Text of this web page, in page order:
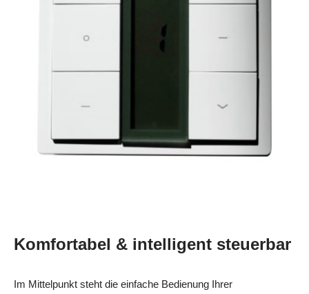
Komfortabel & intelligent steuerbar
Im Mittelpunkt steht die einfache Bedienung Ihrer